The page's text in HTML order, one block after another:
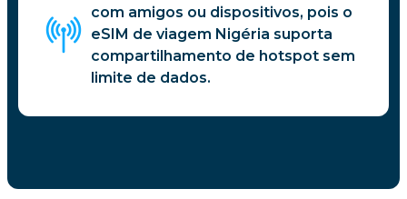
com amigos ou dispositivos, pois o
eSIM de viagem Nigéria suporta
compartilhamento de hotspot sem
limite de dados.